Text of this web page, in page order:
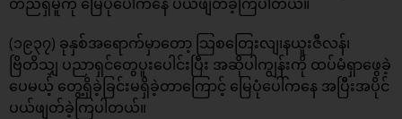
(၁၉၃၇) ခုနှစ်အရောက်မှာတော့ သြစတြေးလျ၊နယူးဇီလန်၊
ဗြိတိသျှ ပညာရှင်တွေပူးပေါင်းပြီး အဆိုပါကျွန်းကို ထပ်မံရှာဖွေခဲ့
ပေမယ့် တွေ့ရှိခဲ့ခြင်းမရှိခဲ့တာကြောင့် မြေပုံပေါ်ကနေ အပြီးအပိုင်
ပယ်ဖျတ်ခဲ့ကြပါတယ်။